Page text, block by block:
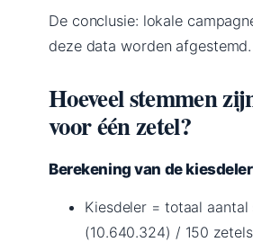
De conclusie: lokale
deze data worden afgestemd.
Hoeveel stemmen
voor één zetel?
Berekening van de kiesdeler
Kiesdeler = totaal aantal
(10.640.324) / 150